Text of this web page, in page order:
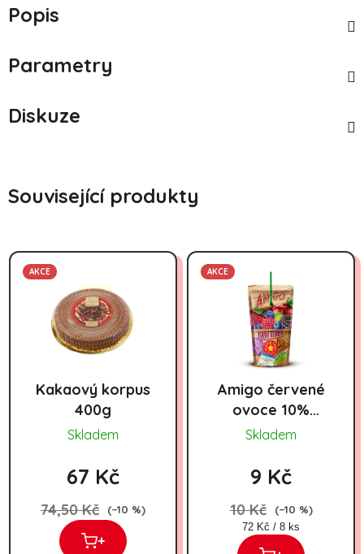
Popis
Parametry
Diskuze
Související produkty
AKCE
Kakaový korpus
400g
Skladem
67 Kč
74,50 Kč (–10 %)
+
AKCE
Amigo červené
ovoce 10%
200ml
Skladem
9 Kč
10 Kč
(–10 %)
Měrná cena:
72 Kč / 8 ks